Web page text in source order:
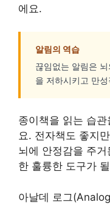
에요.
알림의 역습
끊임없는 알림은
을 저하시키고 만
종이책을 읽는 습
요. 전자책도 좋지
뇌에 안정감을 주
한 훌륭한 도구가
아날데 로그